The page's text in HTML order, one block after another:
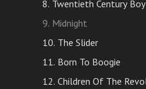
8. Twentieth Century Boy
9. Midnight
10. The Slider
11. Born To Boogie
12. Children Of The